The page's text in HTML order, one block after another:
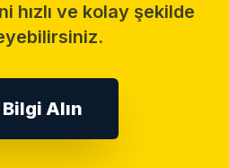
hızlı ve kolay şekilde
Bilgi Alın